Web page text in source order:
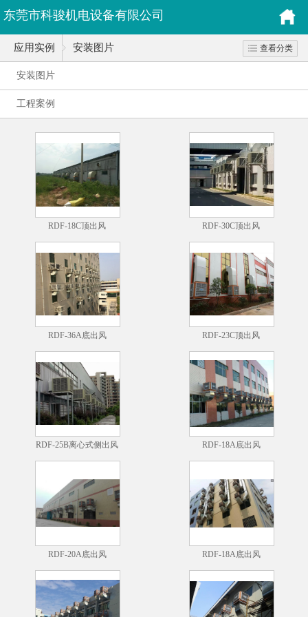
东莞市科骏机电设备有限公司
应用实例 安装图片 查看分类
安装图片
工程案例
RDF-18C顶出风 RDF-30C顶出风
RDF-36A底出风 RDF-23C顶出风
RDF-25B离心式侧出风 RDF-18A底出风
RDF-20A底出风 RDF-18A底出风